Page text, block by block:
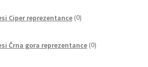
Ciper reprezentance 0izdelkov
Črna gora reprezentance 0izdelkov